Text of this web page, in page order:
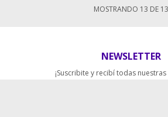
MOSTRANDO 13 DE 13
NEWSLETTER
¡Suscribite y recibí todas